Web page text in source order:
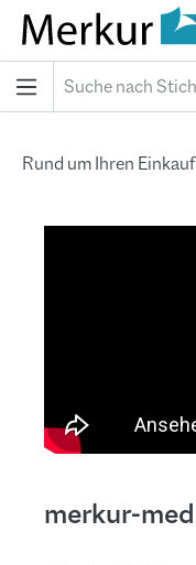
springen
Rund um Ihren Einkauf
merkur-